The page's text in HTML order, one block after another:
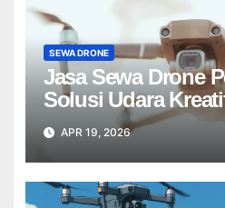
SEWA DRONE
Jasa Sewa Drone
Solusi Udara
Anda Tanpa Batas
APR 19, 2026